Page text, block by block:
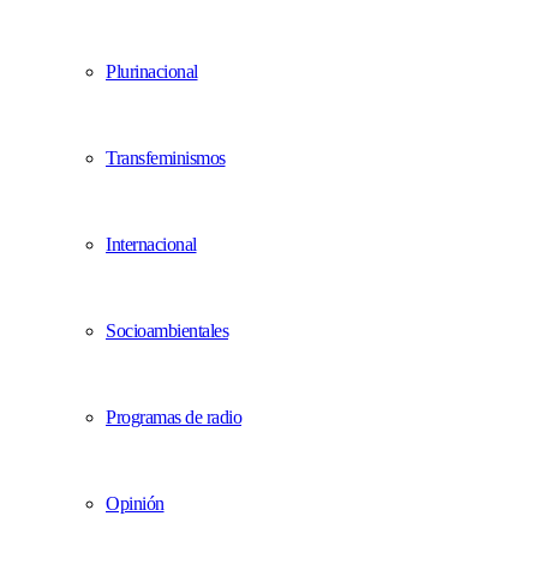
Plurinacional
Transfeminismos
Internacional
Socioambientales
Programas de radio
Opinión